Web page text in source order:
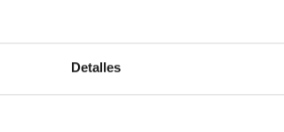
Detalles